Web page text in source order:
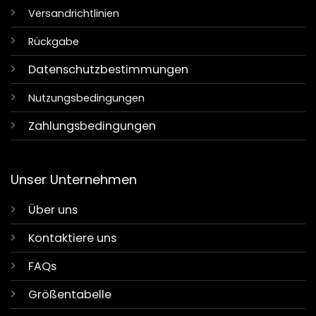
Versandrichtlinien
Rückgabe
Datenschutzbestimmungen
Nutzungsbedingungen
Zahlungsbedingungen
Unser Unternehmen
Über uns
Kontaktiere uns
FAQs
Größentabelle